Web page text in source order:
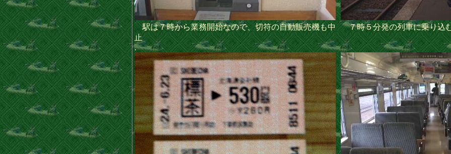
駅は７時から業務開始なので、切符の自動販売機も中
止
.
７時５分発の列車に乗り込